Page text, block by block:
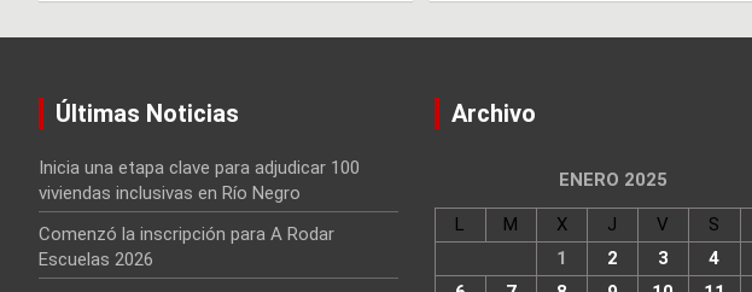
Últimas Noticias
Inicia una etapa clave para adjudicar 100
viviendas inclusivas en Río Negro
Comenzó la inscripción para A Rodar
Escuelas 2026
Archivo
ENERO 2025
L M X J V S
1
2 3 4